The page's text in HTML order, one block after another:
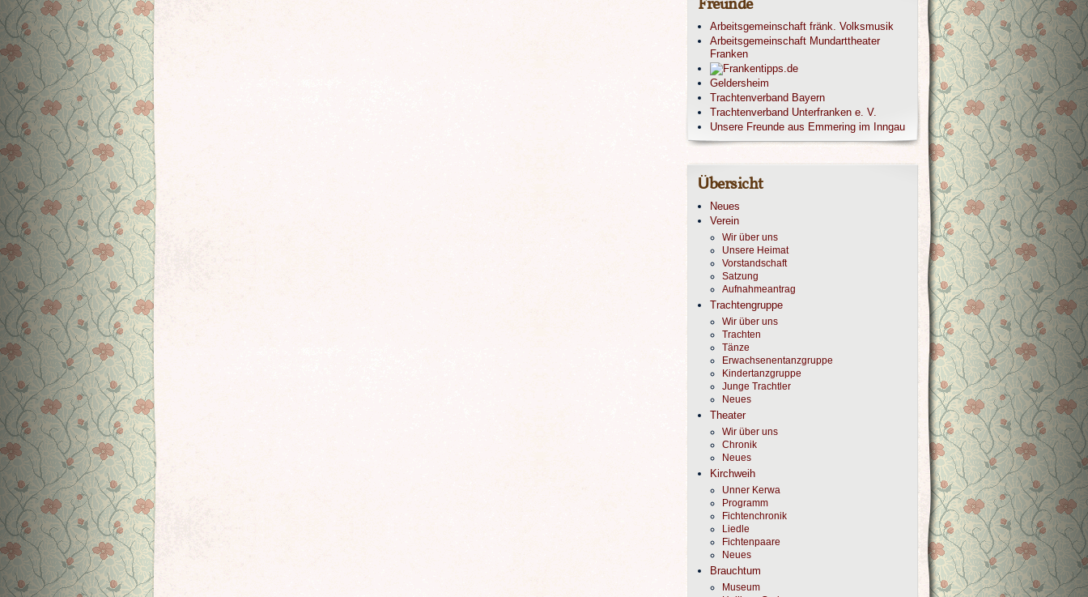
Freunde
Arbeitsgemeinschaft fränk. Volksmusik
Arbeitsgemeinschaft Mundarttheater
Franken
Geldersheim
Trachtenverband Bayern
Trachtenverband Unterfranken e. V.
Unsere Freunde aus Emmering im Inngau
Übersicht
Neues
Verein
Wir über uns
Unsere Heimat
Vorstandschaft
Satzung
Aufnahmeantrag
Trachtengruppe
Wir über uns
Trachten
Tänze
Erwachsenentanzgruppe
Kindertanzgruppe
Junge Trachtler
Neues
Theater
Wir über uns
Chronik
Neues
Kirchweih
Unner Kerwa
Programm
Fichtenchronik
Liedle
Fichtenpaare
Neues
Brauchtum
Museum